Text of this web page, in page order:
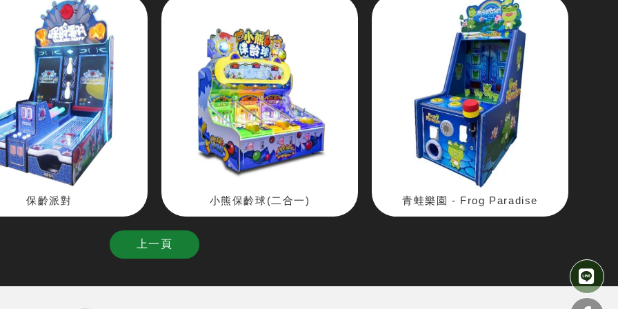
保齡派對 小熊保齡球(二合一) 青蛙樂園 - Frog Paradise
上一頁